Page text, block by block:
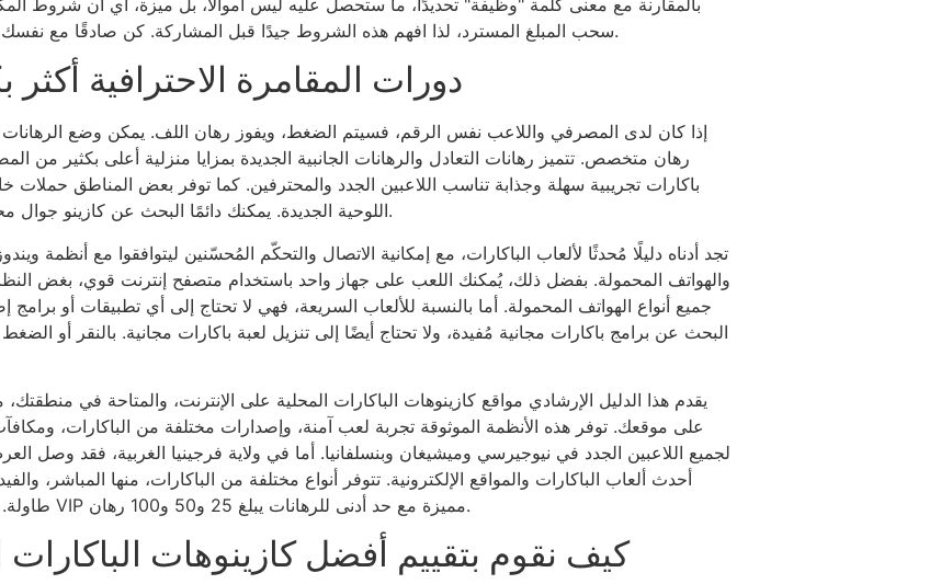
سحب المبلغ المسترد، لذا افهم هذه الشروط جيدًا قبل المشاركة. كن صادقًا مع نفسك، ولن تندم على تجربة الأمور العقلية المتقدمة.
دورات المقامرة الاحترافية أكثر
إذا كان لدى المصرفي واللاعب نفس الرقم، فسيتم الضغط، ويفوز رهان اللف. يمكن وضع الرهانات
رهان متخصص. تتميز رهانات التعادل والرهانات الجانبية الجديدة بمزايا منزلية أعلى بكثير
باكارات تجريبية سهلة وجذابة تناسب اللاعبين الجدد والمحترفين. كما توفر بعض المناطق حملات
اللوحية الجديدة. يمكنك دائمًا البحث عن كازينو جوال محدود الإيداع مع مجموعة من العروض المماثلة.
تجد أدناه دليلًا مُحدثًا لألعاب الباكارات، مع إمكانية الاتصال والتحكّم المُحسّنين ليتوافقوا مع أنظمة ويندوز
والهواتف المحمولة. بفضل ذلك، يُمكنك اللعب على جهاز واحد باستخدام متصفح إنترنت قوي، بغض
جميع أنواع الهواتف المحمولة. أما بالنسبة للألعاب السريعة، فهي لا تحتاج إلى أي تطبيقات أو
البحث عن برامج باكارات مجانية مُفيدة، ولا تحتاج أيضًا إلى تنزيل لعبة باكارات مجانية. بالنقر أو
على موقعك. توفر هذه الأنظمة الموثوقة تجربة لعب آمنة، وإصدارات مختلفة من الباكارات،
لجميع اللاعبين الجدد في نيوجيرسي وميشيغان وبنسلفانيا. أما في ولاية فرجينيا الغربية، فقد وصل
أحدث ألعاب الباكارات والمواقع الإلكترونية. تتوفر أنواع مختلفة من الباكارات، منها المباشر،
طاولة. توفر بعض الكازينوهات على الإنترنت طاولات VIP مميزة مع حد أدنى للرهانات يبلغ 25 و50 و100 رهان.
كيف نقوم بتقييم أفضل كازينوهات